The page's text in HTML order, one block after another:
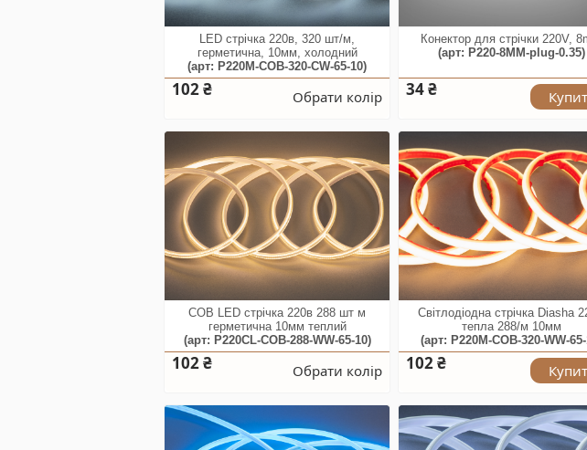
LED стрічка 220в, 320 шт/м,
герметична, 10мм, холодний
(арт: P220M-COB-320-CW-65-10)
102 ₴ Обрати колір
Конектор для стрічки 220V,
(арт: P220-8MM-plug-0.35)
34 ₴
СОВ LED стрічка 220в 288 шт м
герметична 10мм теплий
(арт: P220CL-COB-288-WW-65-10)
102 ₴ Обрати колір
Світлодіодна стрічка Diasha
тепла 288/м 10мм
(арт: P220M-COB-320-WW-
102 ₴